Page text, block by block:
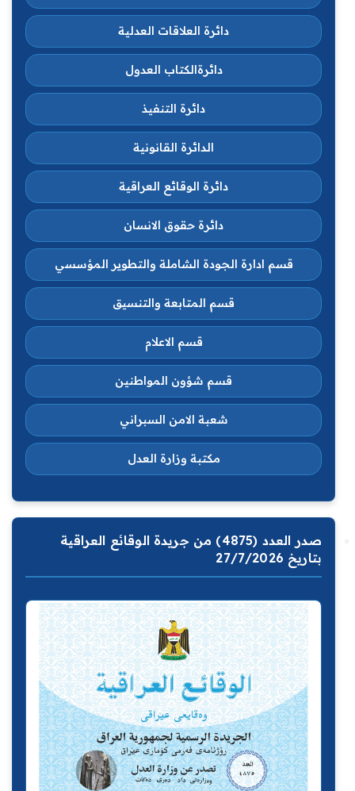
دائرة العلاقات العدلية
دائرةالكتاب العدول
دائرة التنفيذ
الدائرة القانونية
دائرة الوقائع العراقية
دائرة حقوق الانسان
قسم ادارة الجودة الشاملة والتطوير المؤسسي
قسم المتابعة والتنسيق
قسم الاعلام
قسم شؤون المواطنين
شعبة الامن السبراني
مكتبة وزارة العدل
صدر العدد (4875) من جريدة الوقائع العراقية
بتاريخ 27/7/2026